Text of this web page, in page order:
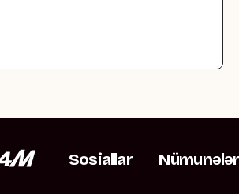
Sosiallar Nümunələr